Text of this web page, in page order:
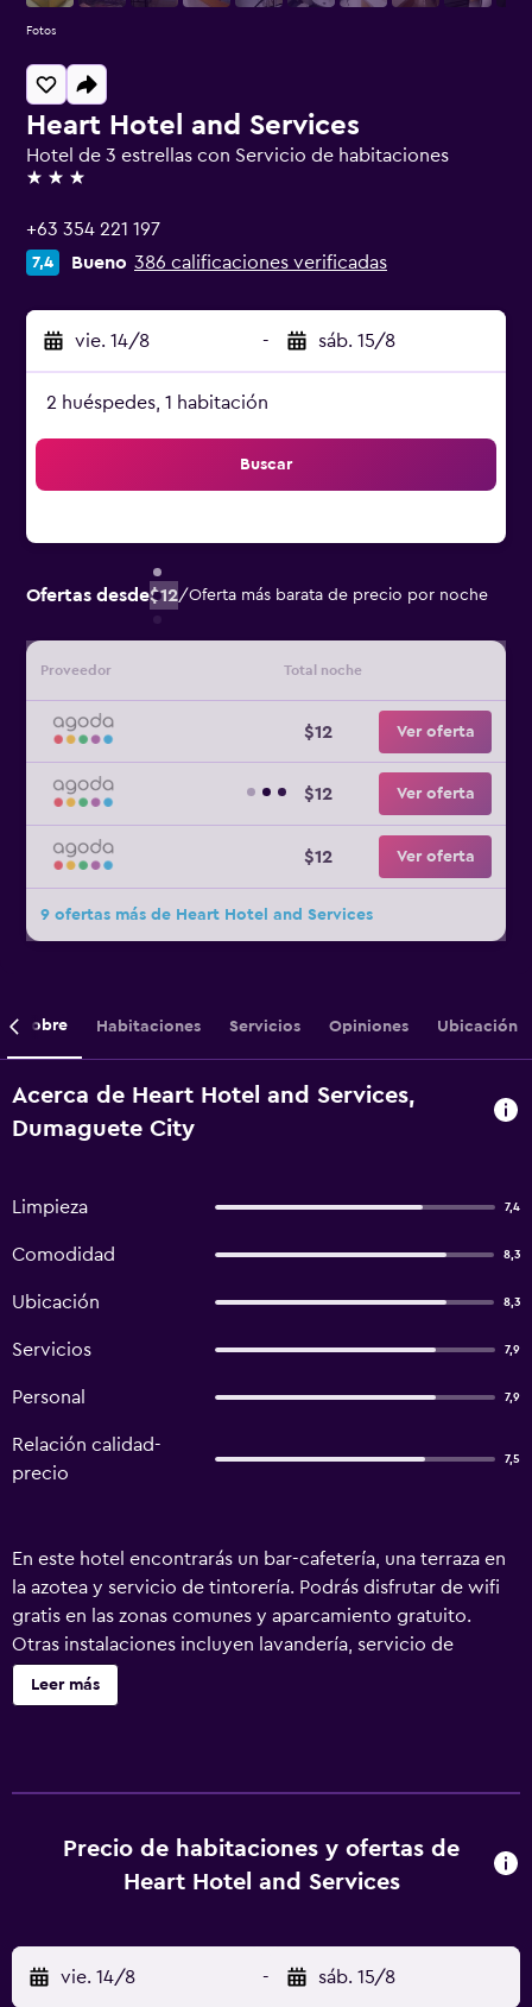
Heart Hotel and Services
Hotel de 3 estrellas con Servicio de habitaciones
3 estrellas
+63 354 221 197
7,4 Bueno 386 calificaciones verificadas
vie. 14/8 - sáb. 15/8
2 huéspedes, 1 habitación
Buscar
Ofertas desde$12/Oferta más barata de precio por noche
Proveedor Total noche
$12 Ver oferta
$12 Ver oferta
$12 Ver oferta
9 ofertas más de Heart Hotel and Services
Fotos
Sobre Habitaciones Servicios Opiniones Ubicación
Acerca de Heart Hotel and Services,
Dumaguete City
Limpieza 7,4
Comodidad 8,3
Ubicación 8,3
Servicios 7,9
Personal 7,9
Relación calidad-
precio
7,5
En este hotel encontrarás un bar-cafetería, una terraza en
la azotea y servicio de tintorería. Podrás disfrutar de wifi
gratis en las zonas comunes y aparcamiento gratuito.
Otras instalaciones incluyen lavandería, servicio de
recepción 24 horas y una caja fuerte en la recepción.
Heart Hotel and Services ofrece 18 alojamientos con aire
ofrece acceso a Internet wifi gratis. Se ofrece servicio de
limpieza todos los días.
Leer más
Precio de habitaciones y ofertas de
Heart Hotel and Services
vie. 14/8 - sáb. 15/8